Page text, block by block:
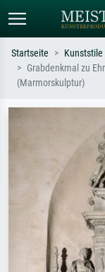
Sternennacht,
Hokusai,
Startseite Kunststile
Grabdenkmal zu
(Marmorskulptur)